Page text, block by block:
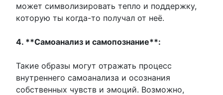
может символизировать тепло и поддержку,
которую ты когда-то получал от неё.
4. **Самоанализ и самопознание**:
Такие образы могут отражать процесс
внутреннего самоанализа и осознания
собственных чувств и эмоций. Возможно,